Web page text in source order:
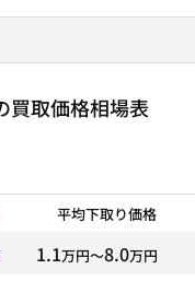
買取価格相場表
平均下取り価格
1.1万円〜8.0万円